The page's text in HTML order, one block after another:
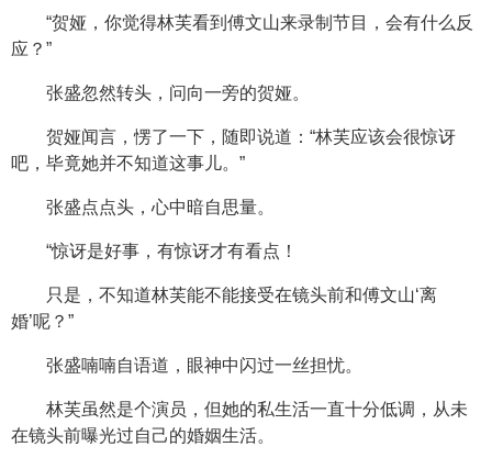
“贺娅，你觉得林芙看到傅文山来录制节目，会有什么反
应？”
张盛忽然转头，问向一旁的贺娅。
贺娅闻言，愣了一下，随即说道：“林芙应该会很惊讶
吧，毕竟她并不知道这事儿。”
张盛点点头，心中暗自思量。
“惊讶是好事，有惊讶才有看点！
只是，不知道林芙能不能接受在镜头前和傅文山‘离
婚’呢？”
张盛喃喃自语道，眼神中闪过一丝担忧。
林芙虽然是个演员，但她的私生活一直十分低调，从未
在镜头前曝光过自己的婚姻生活。